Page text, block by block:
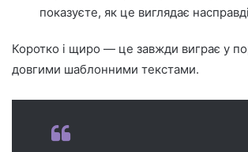
показуєте, як це виглядає
Коротко і щиро — це завжди виграє у
довгими шаблонними текстами.